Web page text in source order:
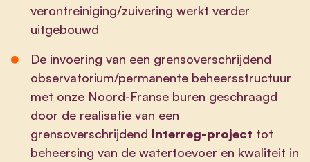
verontreiniging/zuivering werkt verder
uitgebouwd
De invoering van een grensoverschrijdend
observatorium/permanente beheersstructuur
met onze Noord-Franse buren geschraagd
door de realisatie van een
grensoverschrijdend Interreg-project tot
beheersing van de watertoevoer en kwaliteit in